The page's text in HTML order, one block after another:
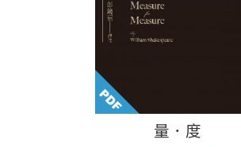
量．度